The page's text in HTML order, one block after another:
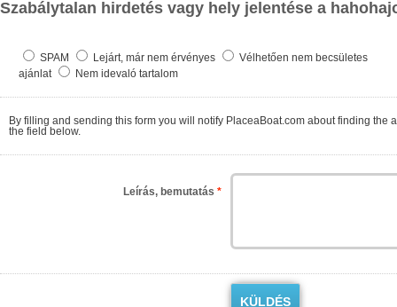
Szabálytalan hirdetés vagy hely jelentése a
SPAM Lejárt, már nem érvényes
Vélhetően nem becsületes
ajánlat
Nem idevaló tartalom
By filling and sending this form you will notify PlaceaBoat.com about finding the ad contrary to the regulations. We will check as
the field below.
Leírás, bemutatás *